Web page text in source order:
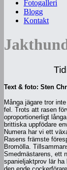
Fotogalleri
Blogg
Kontakt
Text & foto: Sten
Många jägare tror
fel. Trots att rasen
oproportionerligt
brittiska uppfödare
Numera har vi ett
Rasens främste
Bromölla.
Smedmästarens, ett
spanieljaktprov lär